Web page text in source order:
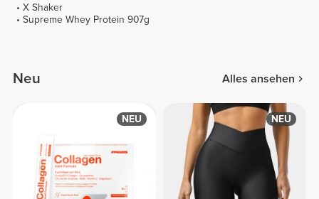
X Shaker
Supreme Whey Protein 907g
Neu Alles ansehen
NEU NEU